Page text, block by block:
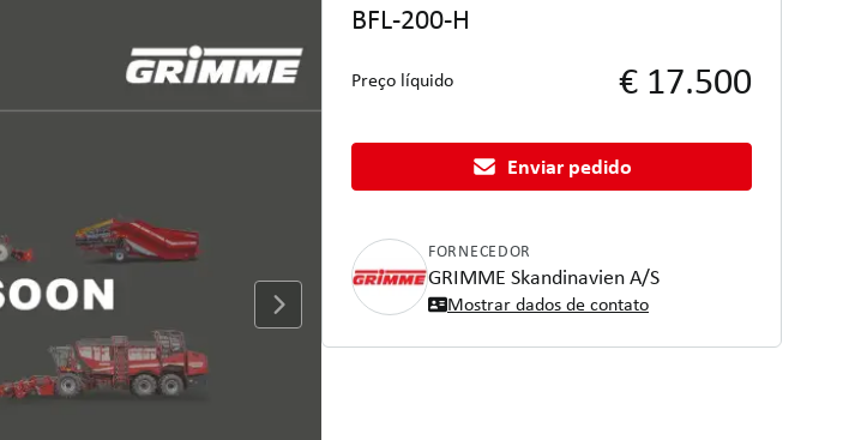
BFL-200-H
Preço líquido € 17.500
Enviar pedido
FORNECEDOR
GRIMME Skandinavien A/S
Mostrar dados de contato